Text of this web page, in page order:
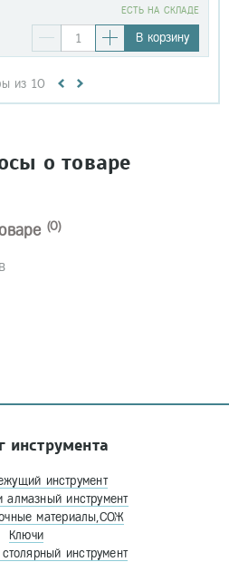
EСТЬ НА СКЛАДЕ
В корзину
из 10
о товаре
(0)
инструмента
инструмент
алмазный инструмент
материалы,СОЖ
Ключи
инструмент